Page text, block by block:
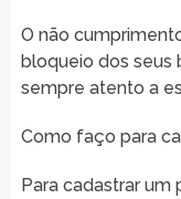
O não
bloqueio dos seus
sempre atento a
Como faço para
Para cadastrar um